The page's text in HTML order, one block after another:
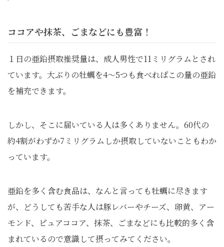
ココアや抹茶、ごまなどにも豊富！
１日の亜鉛摂取推奨量は、成人男性で11ミリグラムとされ
ています。大ぶりの牡蠣を4～5つも食べればこの量の亜鉛
を補充できます。
しかし、そこに届いている人は多くありません。60代の
約4割がわずか7ミリグラムしか摂取していないこともわか
っています。
亜鉛を多く含む食品は、なんと言っても牡蠣に尽きます
が、どうしても苦手な人は豚レバーやチーズ、卵黄、アー
モンド、ピュアココア、抹茶、ごまなどにも比較的多く含
まれているので意識して摂ってみてください。